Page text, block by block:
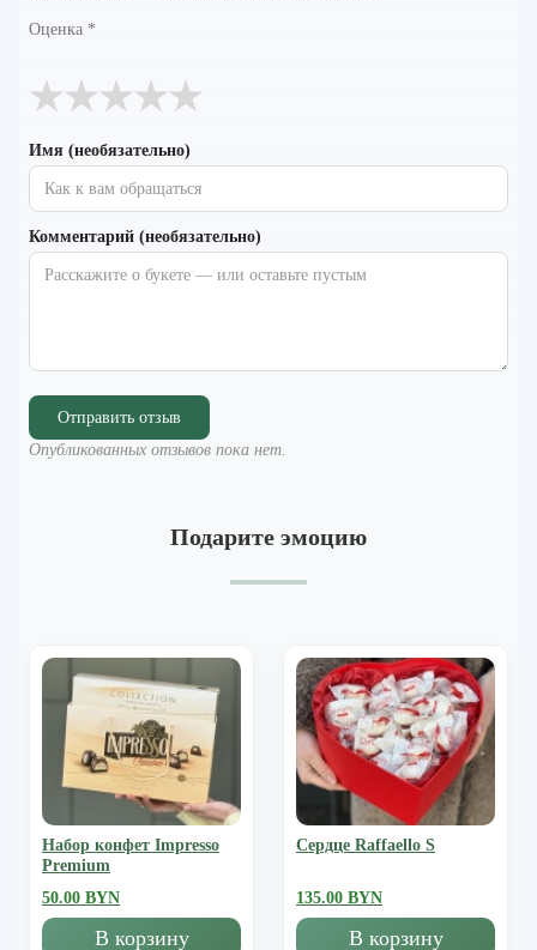
Оценка *
★
★
★
★
★
Имя (необязательно)
Комментарий (необязательно)
Отправить отзыв
Опубликованных отзывов пока нет.
Подарите эмоцию
Набор конфет Impresso
Premium
50.00 BYN
В корзину
Сердце Raffaello S
135.00 BYN
В корзину